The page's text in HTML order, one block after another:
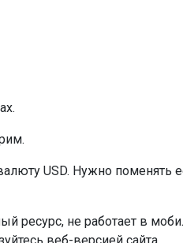
USD. Нужно поменять
ресурс, не работает в